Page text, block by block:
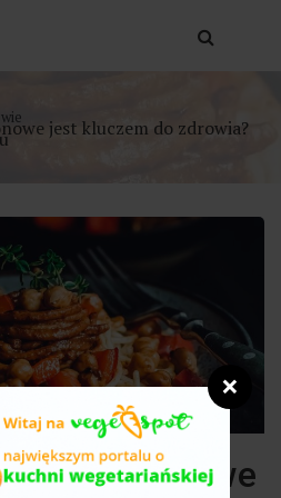
jest kluczem do zdrowia?
sezonowe
❌